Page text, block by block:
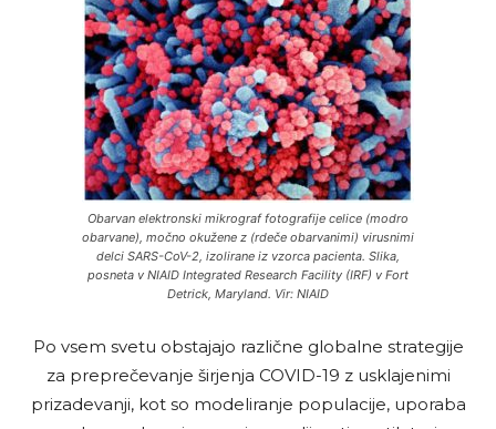
Obarvan elektronski mikrograf fotografije celice (modro
obarvane), močno okužene z (rdeče obarvanimi) virusnimi
delci SARS-CoV-2, izolirane iz vzorca pacienta. Slika,
posneta v NIAID Integrated Research Facility (IRF) v Fort
Detrick, Maryland. Vir: NIAID
Po vsem svetu obstajajo različne globalne strategije
za preprečevanje širjenja COVID-19 z usklajenimi
prizadevanji, kot so modeliranje populacije, uporaba